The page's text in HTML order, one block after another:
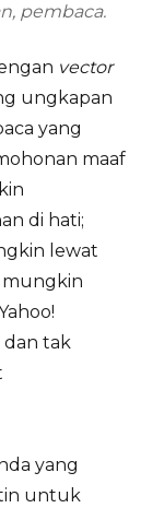
pembaca.
vector
ungkapan
yang
maaf
di hati;
lewat
mungkin
dan tak
yang
untuk